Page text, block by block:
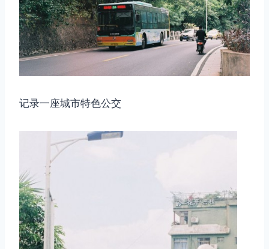
记录一座城市特色公交